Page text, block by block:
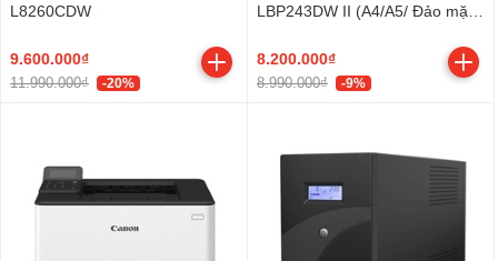
L8260CDW
9.600.000₫
11.990.000₫ -20%
LBP243DW II (A4/A5/ Đảo mặt/
8.200.000₫
8.990.000₫ -9%